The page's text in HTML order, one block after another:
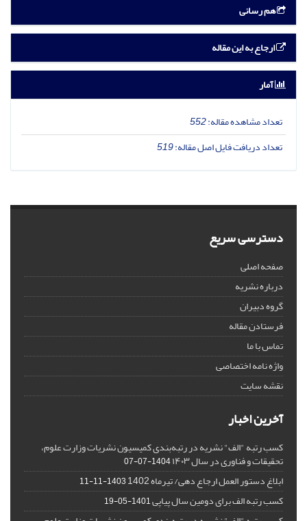
هم رسانی
ارجاع به این مقاله
آمار
تعداد مشاهده مقاله:552
تعداد دریافت فایل اصل مقاله:519
دسترسی سریع
صفحه اصلی
درباره نشریه
گروه دبیران
فرستادن مقاله
تماس با ما
واژه نامه اختصاصی
نقشه سایت
آخرین اخبار
کسب رتبه "الف" نشریه در رتبه‌بندی کمیسیون نشریات وزارت علوم،
تحقیقات و فناوری در سال ۱۴۰۳ 1404-07-07
ابلاغ دستور العمل ارجاع دهی/ تیرماه 1402 1403-11-11
کسب رتبه الف برای دومین سال پیاپی1401-05-19